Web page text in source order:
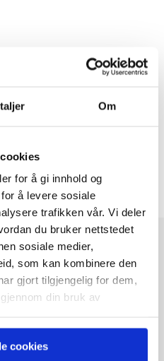
Om
for å gi innhold og
å levere sosiale
trafikken vår. Vi deler
du bruker nettstedet
sosiale medier,
som kan kombinere den
gjort tilgjengelig for dem,
din bruk av
cookies